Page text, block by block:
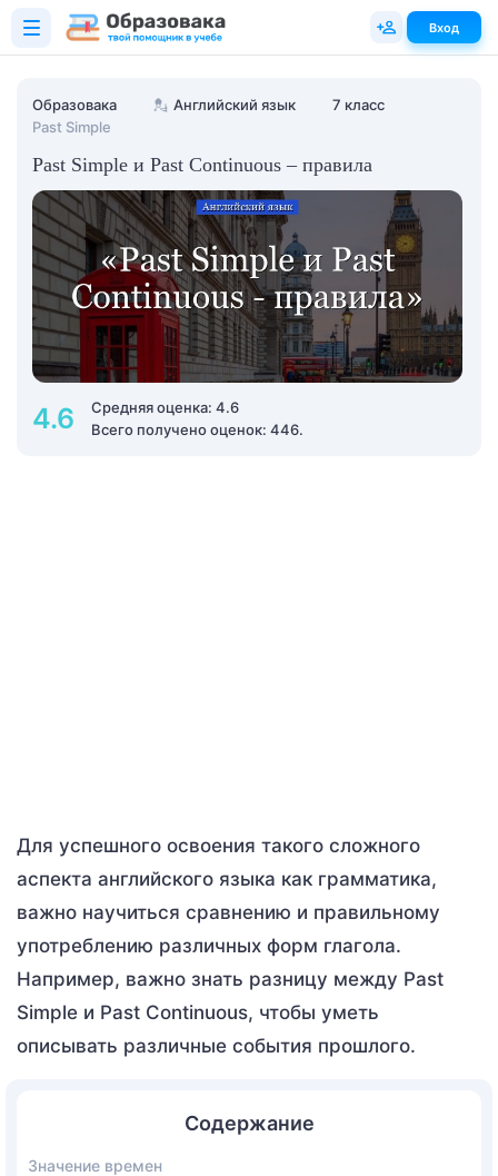
Образовака 💂 Английский язык
7 класс
Past Simple
Past Simple и Past Continuous – правила
4.6
Средняя оценка: 4.6
Всего получено оценок: 446.
Для успешного освоения такого сложного
аспекта английского языка как грамматика,
важно научиться сравнению и правильному
употреблению различных форм глагола.
Например, важно знать разницу между Past
Simple и Past Continuous, чтобы уметь
описывать различные события прошлого.
Содержание
Значение времен
Вход